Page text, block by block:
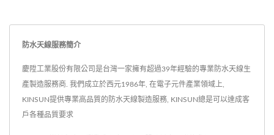
防水天線服務簡介
慶陞工業股份有限公司是台灣一家擁有超過39年經驗的專業防水天線生
產製造服務商. 我們成立於西元1986年, 在電子元件產業領域上,
KINSUN提供專業高品質的防水天線製造服務, KINSUN總是可以達成客
戶各種品質要求